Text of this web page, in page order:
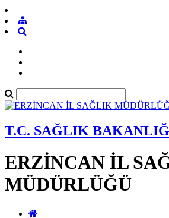
T.C. SAĞLIK
ERZİNCAN İL
MÜDÜRLÜĞÜ